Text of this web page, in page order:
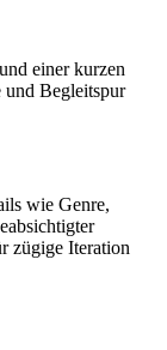
einer kurzen
und Begleitspur
wie Genre,
zügige Iteration